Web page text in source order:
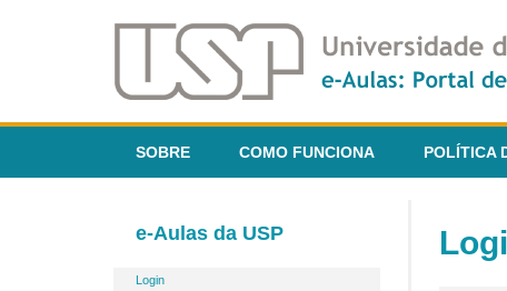
SOBRE COMO FUNCIONA POLÍTICA
e-Aulas da USP
Login